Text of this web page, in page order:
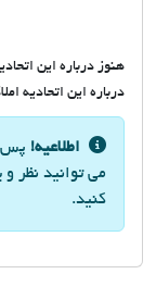
هنوز درباره این
درباره این اتحادیه
اطلاعیه! پس
می توانید نظر و
کنید.